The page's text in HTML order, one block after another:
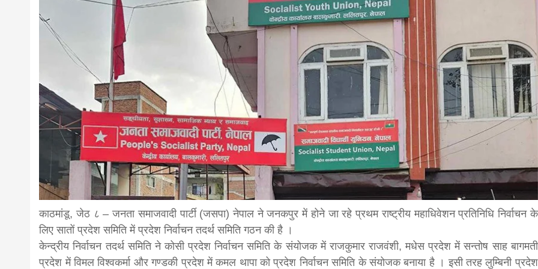
news,loan,bank
news, madhesh
khabar
काठमांडू, जेठ ८ – जनता समाजवादी पार्टी (जसपा) नेपाल ने जनकपुर में होने जा रहे प्रथम राष्ट्रीय महाधिवेशन प्रतिनिधि निर्वाचन के
लिए सातों प्रदेश समिति में प्रदेश निर्वाचन तदर्थ समिति गठन की है ।
केन्द्रीय निर्वाचन तदर्थ समिति ने कोसी प्रदेश निर्वाचन समिति के संयोजक में राजकुमार राजवंशी, मधेस प्रदेश में सन्तोष साह बागमती
प्रदेश में विमल विश्वकर्मा और गण्डकी प्रदेश में कमल थापा को प्रदेश निर्वाचन समिति के संयोजक बनाया है । इसी तरह लुम्बिनी प्रदेश